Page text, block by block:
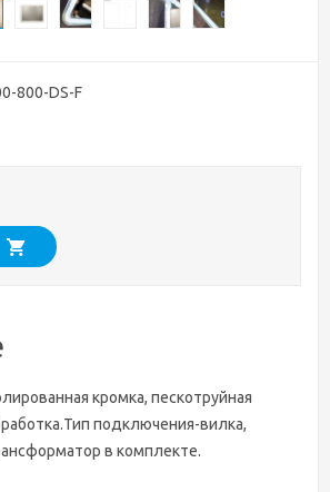
800-DS-F
кромка, пескотруйная
подключения-вилка,
в комплекте.